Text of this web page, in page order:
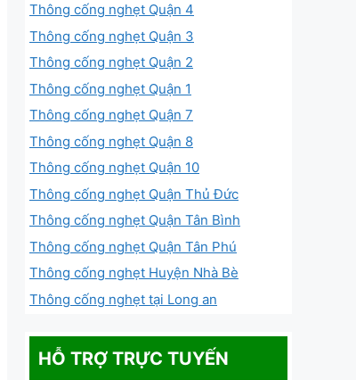
Thông cống nghẹt Quận 4
Thông cống nghẹt Quận 3
Thông cống nghẹt Quận 2
Thông cống nghẹt Quận 1
Thông cống nghẹt Quận 7
Thông cống nghẹt Quận 8
Thông cống nghẹt Quận 10
Thông cống nghẹt Quận Thủ Đức
Thông cống nghẹt Quận Tân Bình
Thông cống nghẹt Quận Tân Phú
Thông cống nghẹt Huyện Nhà Bè
Thông cống nghẹt tại Long an
HỖ TRỢ TRỰC TUYẾN